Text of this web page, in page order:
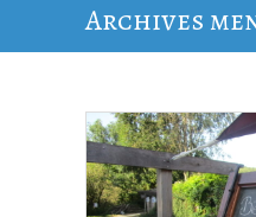
Archives